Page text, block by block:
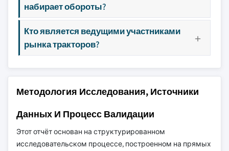
набирает обороты?
Кто является ведущими участниками
рынка тракторов?
Методология Исследования, Источники
Данных И Процесс Валидации
Этот отчёт основан на структурированном
исследовательском процессе, построенном на прямых